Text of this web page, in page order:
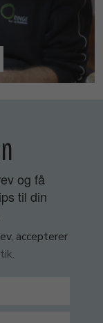
og få
til din
accepterer
.